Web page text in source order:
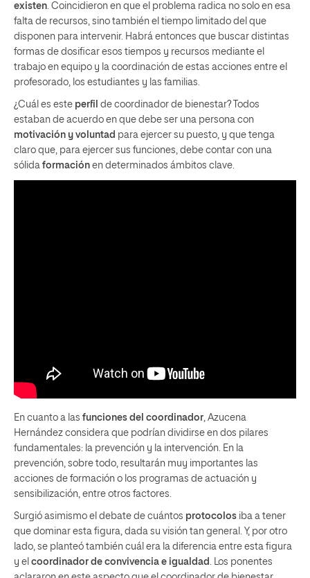
existen . Coincidieron en que el problema radica no solo en esa
falta de recursos, sino también el tiempo limitado del que
disponen para intervenir. Habrá entonces que buscar distintas
formas de dosificar esos tiempos y recursos mediante el
trabajo en equipo y la coordinación de estas acciones entre el
profesorado, los estudiantes y las familias.
¿Cuál es este perfil de coordinador de bienestar? Todos
estaban de acuerdo en que debe ser una persona con
motivación y voluntad para ejercer su puesto, y que tenga
claro que, para ejercer sus funciones, debe contar con una
sólida formación en determinados ámbitos clave.
En cuanto a las funciones del coordinador , Azucena
Hernández considera que podrían dividirse en dos pilares
fundamentales: la prevención y la intervención. En la
prevención, sobre todo, resultarán muy importantes las
acciones de formación o los programas de actuación y
sensibilización, entre otros factores.
Surgió asimismo el debate de cuántos protocolos iba a tener
que dominar esta figura, dada su visión tan general. Y, por otro
lado, se planteó también cuál era la diferencia entre esta figura
y el coordinador de convivencia e igualdad
. Los ponentes